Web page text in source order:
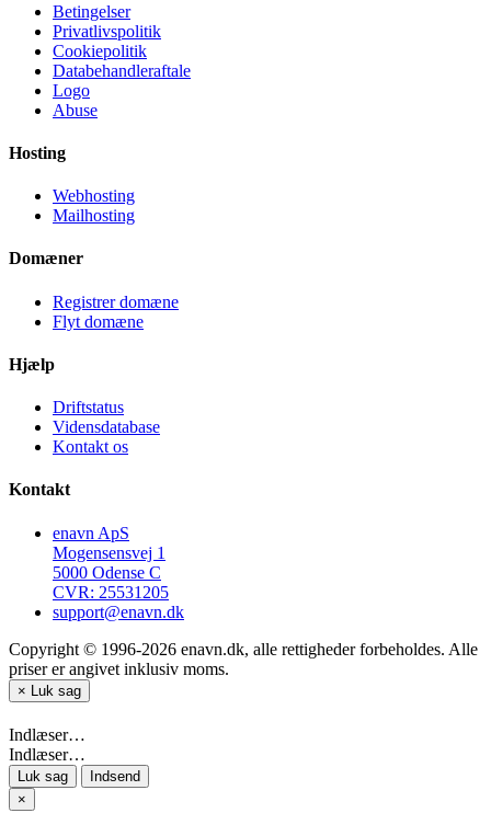
Betingelser
Privatlivspolitik
Cookiepolitik
Databehandleraftale
Logo
Abuse
Hosting
Webhosting
Mailhosting
Domæner
Registrer domæne
Flyt domæne
Hjælp
Driftstatus
Vidensdatabase
Kontakt os
Kontakt
enavn ApS
Mogensensvej 1
5000 Odense C
CVR: 25531205
support@enavn.dk
Copyright © 1996-2026 enavn.dk, alle rettigheder forbeholdes. Alle
priser er angivet inklusiv moms.
× Luk sag
Indlæser…
Indlæser…
Luk sag
Indsend
×